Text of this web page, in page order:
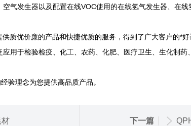
气发生器以及配置在线VOC使用的在线氢气发生器、在
质优价廉的产品和快捷优质的服务，得到了广大客户的*
用于检验检疫、化工、农药、化肥、医疗卫生、生化制药
验理念为您提供高品质产品。
下一篇